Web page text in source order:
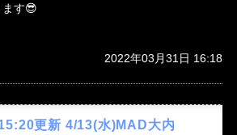
ます😎
2022年03月31日 16:18
更新 4/13(水)MAD大内